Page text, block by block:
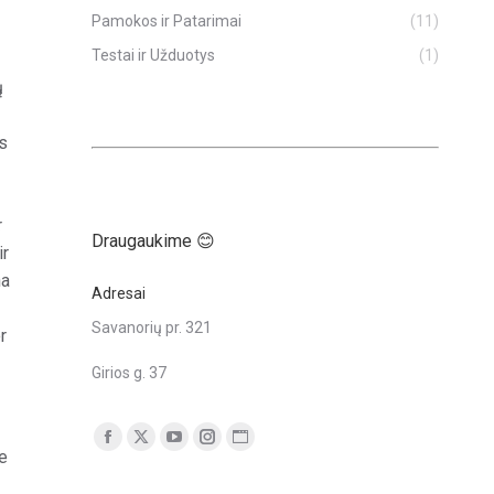
Pamokos ir Patarimai
(11)
Testai ir Užduotys
(1)
Draugaukime 😊
Adresai
Savanorių pr. 321
Girios g. 37
Find us on:
Facebook
X
YouTube
InstagramTinklalapis